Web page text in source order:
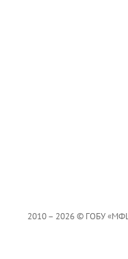
2010 – 2026 © ГОБУ